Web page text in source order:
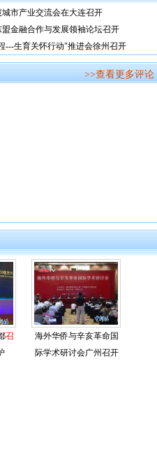
市产业交流会在大连召开
金融合作与发展领袖论坛召开
---生育关怀行动"推进会徐州召开
>>查看更多评论
召
海外华侨与辛亥革命国
际学术研讨会广州召开